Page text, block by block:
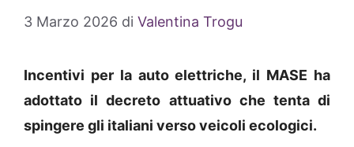
3 Marzo 2026 di Valentina Trogu
Incentivi per la auto elettriche, il MASE ha
adottato il decreto attuativo che tenta di
spingere gli italiani verso veicoli ecologici.